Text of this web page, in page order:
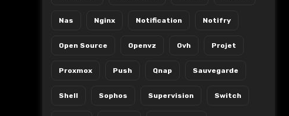
Nas Nginx Notification Notifry
Open Source Openvz Ovh Projet
Proxmox Push Qnap Sauvegarde
Shell Sophos Supervision Switch